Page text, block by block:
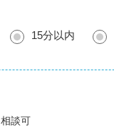
15分以内
談可